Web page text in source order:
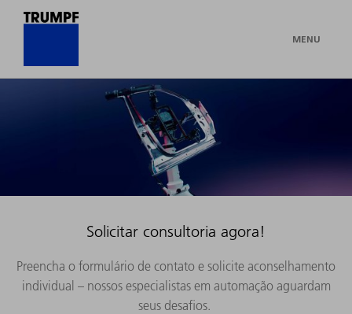
MENU
Solicitar consultoria agora!
Preencha o formulário de contato e solicite aconselhamento
individual – nossos especialistas em automação aguardam
seus desafios.